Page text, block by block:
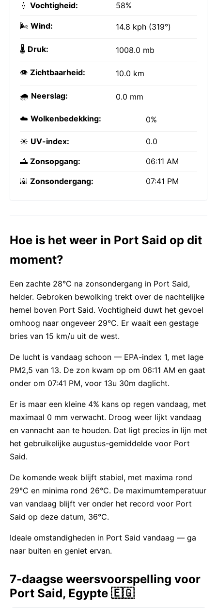
💧 Vochtigheid: 58%
🌬️ Wind: 14.8 kph (319°)
🌡️ Druk: 1008.0 mb
👁️ Zichtbaarheid: 10.0 km
🌧️ Neerslag: 0.0 mm
☁️ Wolkenbedekking: 0%
☀️ UV-index: 0.0
🌅 Zonsopgang: 06:11 AM
🌇 Zonsondergang: 07:41 PM
Hoe is het weer in Port Said op dit
moment?
Een zachte 28°C na zonsondergang in Port Said,
helder. Gebroken bewolking trekt over de nachtelijke
hemel boven Port Said. Vochtigheid duwt het gevoel
omhoog naar ongeveer 29°C. Er waait een gestage
bries van 15 km/u uit de west.
De lucht is vandaag schoon — EPA-index 1, met lage
PM2,5 van 13. De zon kwam op om 06:11 AM en gaat
onder om 07:41 PM, voor 13u 30m daglicht.
Er is maar een kleine 4% kans op regen vandaag, met
maximaal 0 mm verwacht. Droog weer lijkt vandaag
en vannacht aan te houden. Dat ligt precies in lijn met
het gebruikelijke augustus-gemiddelde voor Port
Said.
De komende week blijft stabiel, met maxima rond
29°C en minima rond 26°C. De maximumtemperatuur
van vandaag blijft ver onder het record voor Port
Said op deze datum, 36°C.
Ideale omstandigheden in Port Said vandaag — ga
naar buiten en geniet ervan.
7-daagse weersvoorspelling voor
Port Said, Egypte 🇪🇬